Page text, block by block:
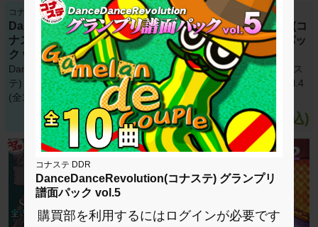
コナステ DDR
DanceDanceRevolution(コナステ) グランプリ
譜面パック vol.5
購買部を利用するにはログインが必要です
コナステ DDR
DanceDanceRevolution(コ
ナステ) グランプリ譜面パッ
ク vol.5
DanceDanceRevolution(コナス
テ) グランプリ譜面パック vol.5
(全10曲)
1500円(税込)
コナステ DDR
DanceDanceRevolution(コ
ナステ) グランプリ譜面パッ
ク vol.4
DanceDanceRevolution(コナス
テ) グランプリ譜面パック vol.4
(全10曲)
1500円(税込)